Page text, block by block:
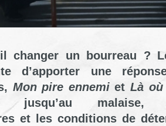
changer un bourreau ?
d’apporter une
Mon pire ennemietLà où
jusqu’au malaise,
et les conditions de